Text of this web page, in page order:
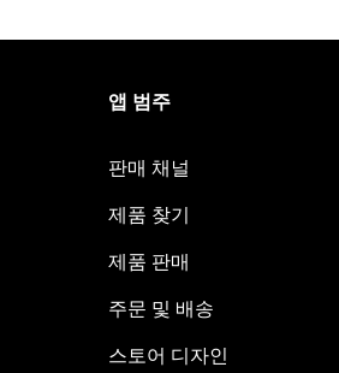
앱 범주
판매 채널
제품 찾기
제품 판매
주문 및 배송
스토어 디자인